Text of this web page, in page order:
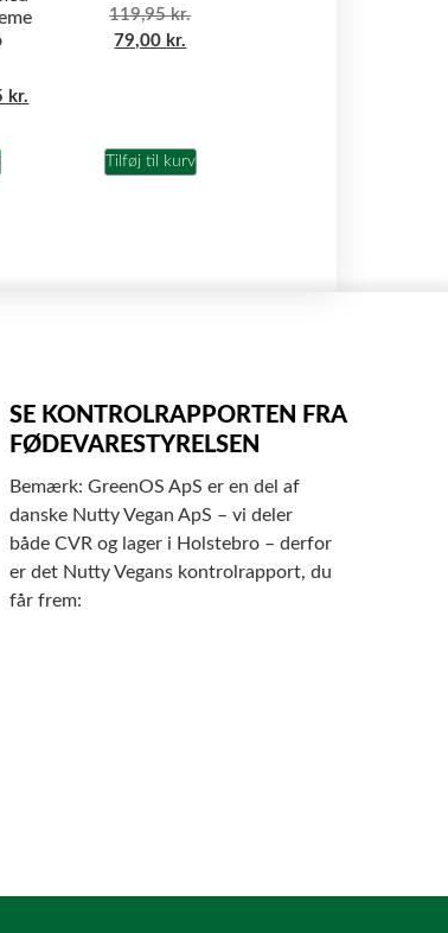
kr.
119,95kr.
79,00 kr.
Tilføj til kurv
SE KONTROLRAPPORTEN FRA
FØDEVARESTYRELSEN
Bemærk: GreenOS ApS er en del af
danske Nutty Vegan ApS – vi deler
både CVR og lager i Holstebro – derfor
er det Nutty Vegans kontrolrapport, du
får frem: